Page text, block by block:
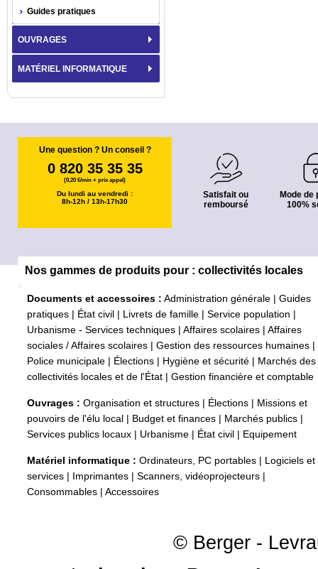
Guides pratiques
OUVRAGES
MATÉRIEL INFORMATIQUE
Une question ? Un conseil ?
0 820 35 35 35
(0,20 €/min + prix appel)
Du lundi au vendredi :
8h-12h / 13h-17h30
Satisfait ou
remboursé
Mode de
100%
Nos gammes de produits pour : collectivités locales
Documents et accessoires : Administration générale
Guides
pratiques
État civil Livrets de famille Service population
Urbanisme - Services techniques
Affaires scolaires
Affaires
sociales / Affaires scolaires
Gestion des ressources humaines
Police municipale
Élections Hygiène et sécurité
Marchés des
collectivités locales et de l'État
Gestion financière et comptable
Ouvrages : Organisation et structures Élections
Missions et
pouvoirs de l'élu local
Budget et finances Marchés publics
Services publics locaux
Urbanisme État civil Equipement
Matériel informatique : Ordinateurs, PC portables
Logiciels et
services
Imprimantes Scanners, vidéoprojecteurs
Consommables
Accessoires
© Berger -